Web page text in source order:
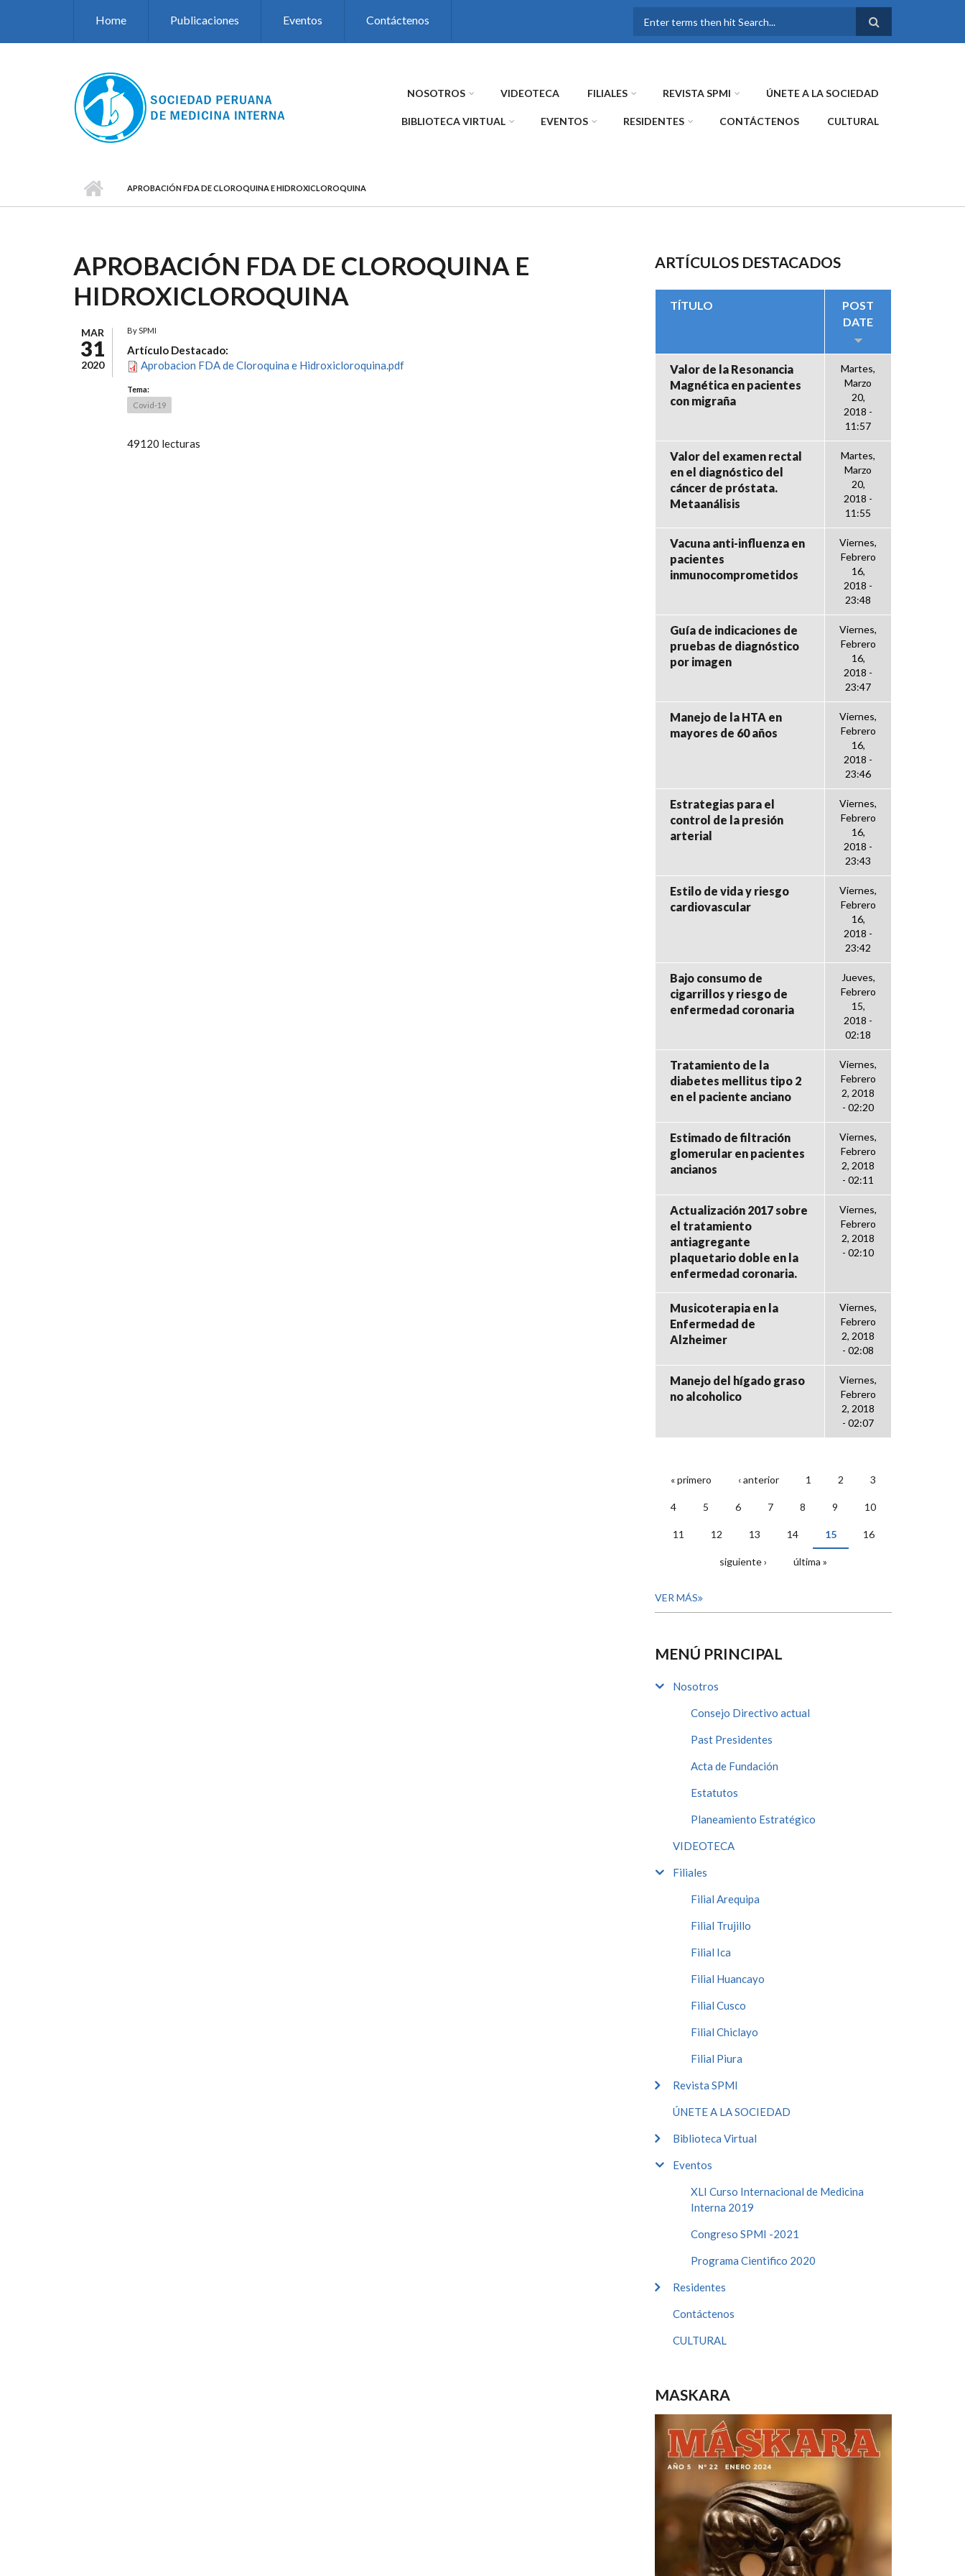
Home Publicaciones Eventos Contáctenos
FORMULARIO DE
NOSOTROS VIDEOTECA FILIALES REVISTA SPMI ÚNETE A LA SOCIEDAD
BIBLIOTECA VIRTUAL EVENTOS RESIDENTES CONTÁCTENOS CULTURAL
APROBACIÓN FDA DE CLOROQUINA E HIDROXICLOROQUINA
APROBACIÓN FDA DE CLOROQUINA E
HIDROXICLOROQUINA
MAR
31
2020
BySPMI
Artículo Destacado:
Aprobacion FDA de Cloroquina e Hidroxicloroquina.pdf
Tema:
Covid-19
49120 lecturas
ARTÍCULOS DESTACADOS
TÍTULO
POST
DATE
Valor de la Resonancia
Magnética en pacientes
con migraña
Martes,
Marzo
20,
2018 -
11:57
Valor del examen rectal
en el diagnóstico del
cáncer de próstata.
Metaanálisis
Martes,
Marzo
20,
2018 -
11:55
Vacuna anti-influenza en
pacientes
inmunocomprometidos
Viernes,
Febrero
16,
2018 -
23:48
Guía de indicaciones de
pruebas de diagnóstico
por imagen
Viernes,
Febrero
16,
2018 -
23:47
Manejo de la HTA en
mayores de 60 años
Viernes,
Febrero
16,
2018 -
23:46
Estrategias para el
control de la presión
arterial
Viernes,
Febrero
16,
2018 -
23:43
Estilo de vida y riesgo
cardiovascular
Viernes,
Febrero
16,
2018 -
23:42
Bajo consumo de
cigarrillos y riesgo de
enfermedad coronaria
Jueves,
Febrero
15,
2018 -
02:18
Tratamiento de la
diabetes mellitus tipo 2
en el paciente anciano
Viernes,
Febrero
2, 2018
- 02:20
Estimado de filtración
glomerular en pacientes
ancianos
Viernes,
Febrero
2, 2018
- 02:11
Actualización 2017 sobre
el tratamiento
antiagregante
plaquetario doble en la
enfermedad coronaria.
Viernes,
Febrero
2, 2018
- 02:10
Musicoterapia en la
Enfermedad de
Alzheimer
Viernes,
Febrero
2, 2018
- 02:08
Manejo del hígado graso
no alcoholico
Viernes,
Febrero
2, 2018
- 02:07
PÁGINAS
« primero ‹ anterior 1 2 3
4 5 6 7 8 9 10
11 12 13 14 15 16
siguiente › última »
VER MÁS
MENÚ PRINCIPAL
Nosotros
Consejo Directivo actual
Past Presidentes
Acta de Fundación
Estatutos
Planeamiento Estratégico
VIDEOTECA
Filiales
Filial Arequipa
Filial Trujillo
Filial Ica
Filial Huancayo
Filial Cusco
Filial Chiclayo
Filial Piura
Revista SPMI
ÚNETE A LA SOCIEDAD
Biblioteca Virtual
Eventos
XLI Curso Internacional de Medicina
Interna 2019
Congreso SPMI -2021
Programa Cientifico 2020
Residentes
Contáctenos
CULTURAL
MASKARA